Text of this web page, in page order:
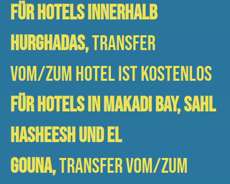
Für Hotels innerhalb
Hurghadas,Transfer
vom/zum Hotel ist kostenlos
Für Hotels in Makadi Bay, Sahl
Hasheesh und El
Gouna,Transfer vom/zum